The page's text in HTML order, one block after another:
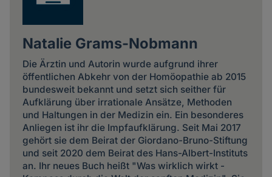
Natalie Grams-Nobmann
Die Ärztin und Autorin wurde aufgrund ihrer
öffentlichen Abkehr von der Homöopathie ab 2015
bundesweit bekannt und setzt sich seither für
Aufklärung über irrationale Ansätze, Methoden
und Haltungen in der Medizin ein. Ein besonderes
Anliegen ist ihr die Impfaufklärung. Seit Mai 2017
gehört sie dem Beirat der Giordano-Bruno-Stiftung
und seit 2020 dem Beirat des Hans-Albert-Instituts
an. Ihr neues Buch heißt "Was wirklich wirkt -